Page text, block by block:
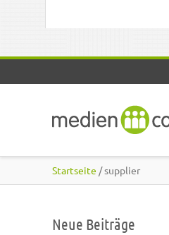
Startseite / supplier
Neue Beiträge